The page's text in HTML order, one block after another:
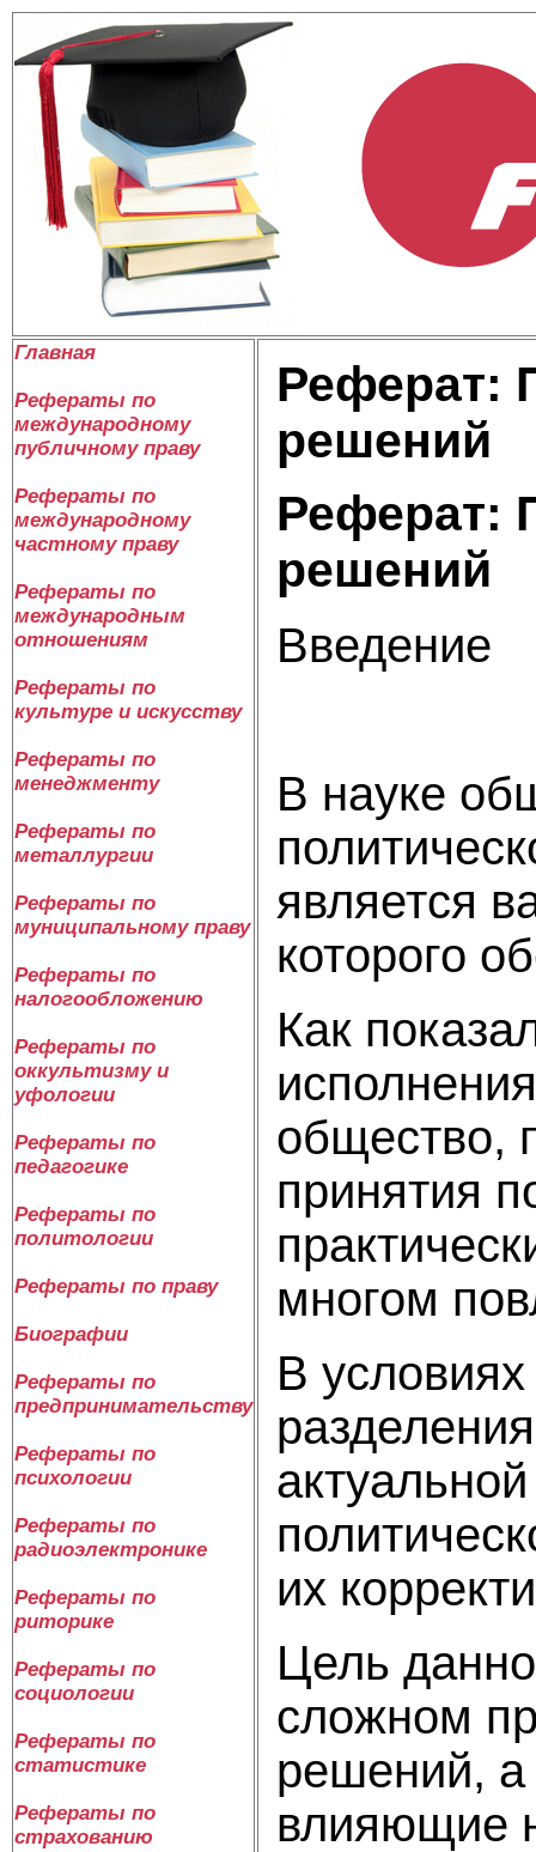
Главная
Рефераты по
международному
публичному праву
Рефераты по
международному
частному праву
Рефераты по
международным
отношениям
Рефераты по
культуре и искусству
Рефераты по
менеджменту
Рефераты по
металлургии
Рефераты по
муниципальному праву
Рефераты по
налогообложению
Рефераты по
оккультизму и
уфологии
Рефераты по
педагогике
Рефераты по
политологии
Рефераты по праву
Биографии
Рефераты по
предпринимательству
Рефераты по
психологии
Рефераты по
радиоэлектронике
Рефераты по
риторике
Рефераты по
социологии
Рефераты по
статистике
Рефераты по
страхованию
Реферат:
решений
Реферат:
решений
Введение
В науке
является
которого
Как
общество,
принятия
многом
В
их
Цель
сложном
решений, а
влияющие